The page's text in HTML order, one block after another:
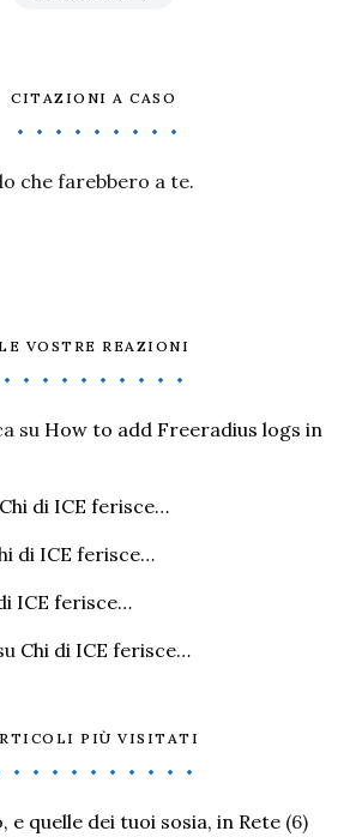
CITAZIONI A CASO
che farebbero a te.
LE VOSTRE REAZIONI
su How to add Freeradius logs in
Chi di ICE ferisce…
di ICE ferisce…
ICE ferisce…
Chi di ICE ferisce…
PIÙ VISITATI
e quelle dei tuoi sosia, in Rete (6)